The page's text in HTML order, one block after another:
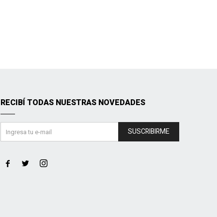
RECIBÍ TODAS NUESTRAS NOVEDADES
SUSCRIBIRME
  